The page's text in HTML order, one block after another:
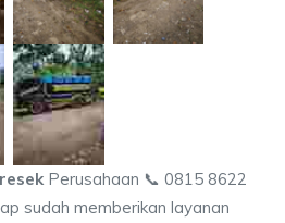
Perusahaan 📞 0815 8622
sudah memberikan layanan